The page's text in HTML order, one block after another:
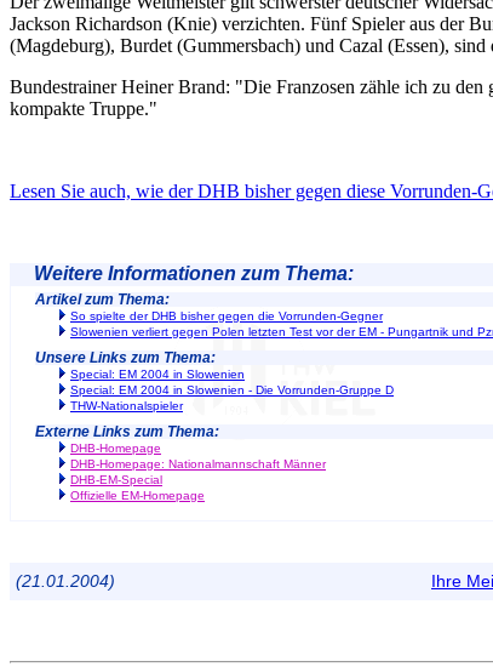
Jackson Richardson (Knie) verzichten. Fünf Spieler aus der
(Magdeburg), Burdet (Gummersbach) und Cazal (Essen), sind
Bundestrainer Heiner Brand: "Die Franzosen zähle ich zu den
kompakte Truppe."
Lesen Sie auch, wie der DHB bisher gegen diese Vorrunden-
Weitere Informationen zum Thema:
Artikel zum Thema:
So spielte der DHB bisher gegen die Vorrunden-Gegner
Slowenien verliert gegen Polen letzten Test vor der EM - Pungartnik und
Unsere Links zum Thema:
Special: EM 2004 in Slowenien
Special: EM 2004 in Slowenien - Die Vorrunden-Gruppe D
THW-Nationalspieler
Externe Links zum Thema:
DHB-Homepage
DHB-Homepage: Nationalmannschaft Männer
DHB-EM-Special
Offizielle EM-Homepage
(21.01.2004) Ihre